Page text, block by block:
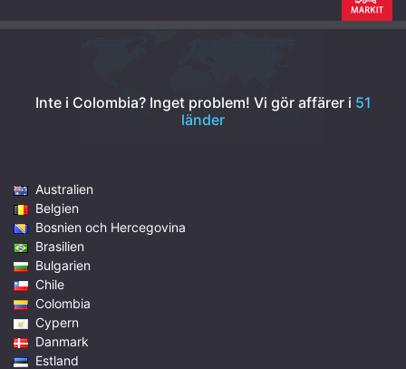
Inte i Colombia? Inget problem! Vi gör affärer i 51
länder
Australien
Belgien
Bosnien och Hercegovina
Brasilien
Bulgarien
Chile
Colombia
Cypern
Danmark
Estland